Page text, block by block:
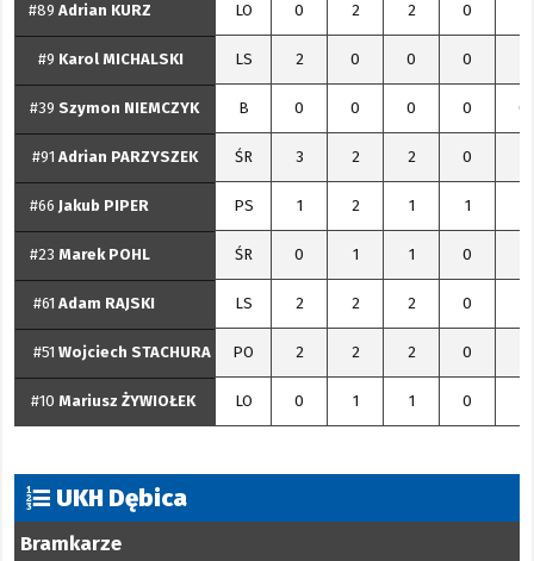
#89 Adrian KURZ LO 0 2 2 0
#9 Karol MICHALSKI LS 2 0 0 0
#39 Szymon NIEMCZYK B 0 0 0 0 0
#91 Adrian PARZYSZEK ŚR 3 2 2 0
#66 Jakub PIPER PS 1 2 1 1
#23 Marek POHL ŚR 0 1 1 0
#61 Adam RAJSKI LS 2 2 2 0
#51 Wojciech STACHURA PO 2 2 2 0
#10 Mariusz ŻYWIOŁEK LO 0 1 1 0
UKH Dębica
Bramkarze